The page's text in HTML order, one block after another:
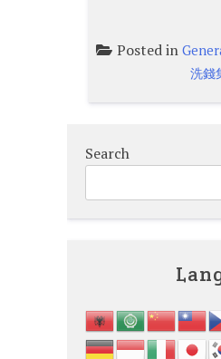
Posted in
洗錢
Search